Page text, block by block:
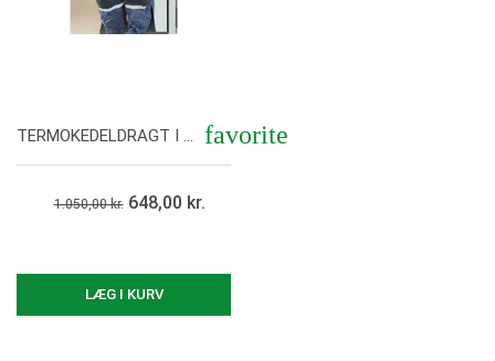
TERMOKEDELDRAGT I FLERE STØRRELSER.
1.050,00 kr. 648,00 kr.
LÆG I KURV
favorite